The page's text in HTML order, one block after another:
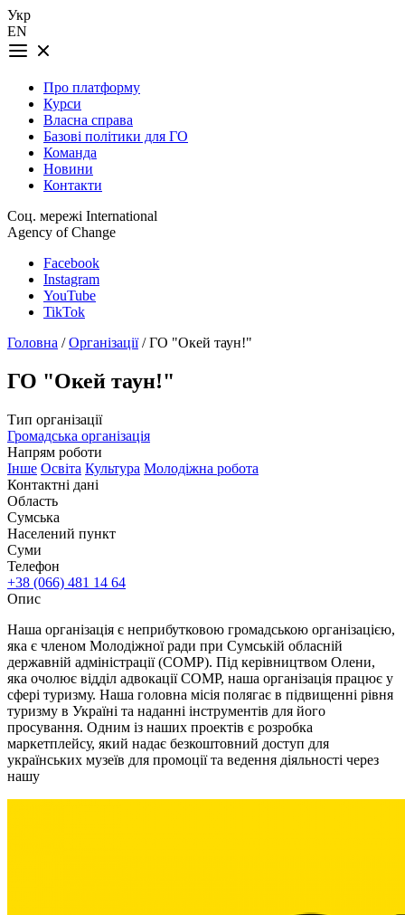
Укр
EN
Про платформу
Курси
Власна справа
Базові політики для ГО
Команда
Новини
Контакти
Соц. мережі International
Agency of Change
Facebook
Instagram
YouTube
TikTok
Головна /Організації/ ГО "Окей таун!"
ГО "Окей таун!"
Тип організації
Громадська організація
Напрям роботи
Інше Oсвіта Культура Молодіжна робота
Контактні дані
Область
Сумська
Населений пункт
Суми
Телефон
+38 (066) 481 14 64
Опис
Наша організація є неприбутковою громадською організацією,
яка є членом Молодіжної ради при Сумській обласній
державній адміністрації (СОМР). Під керівництвом Олени,
яка очолює відділ адвокації СОМР, наша організація працює у
сфері туризму. Наша головна місія полягає в підвищенні рівня
туризму в Україні та наданні інструментів для його
просування. Одним із наших проектів є розробка
маркетплейсу, який надає безкоштовний доступ для
українських музеїв для промоції та ведення діяльності через
нашу